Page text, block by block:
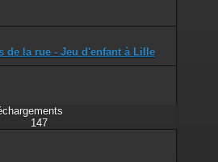
de la rue - Jeu d'enfant à Lille
147